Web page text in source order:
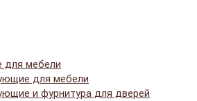
для мебели
для мебели
и фурнитура для дверей